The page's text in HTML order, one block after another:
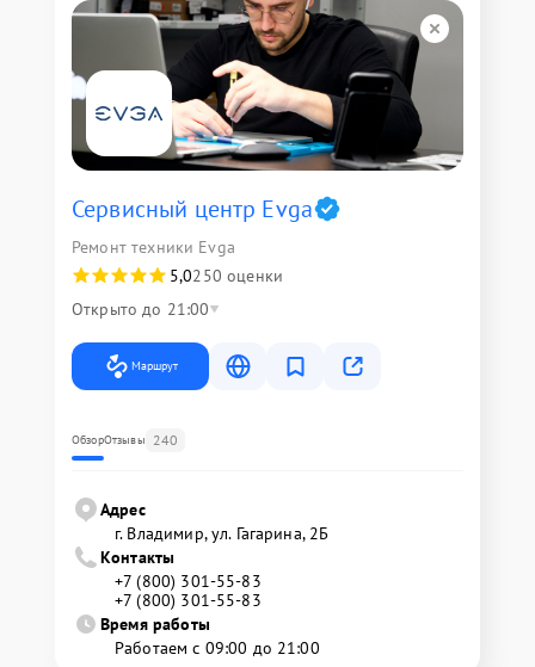
Сервисный центр Evga
Ремонт техники Evga
5,0250 оценки
Открыто до 21:00
Маршрут
ОбзорОтзывы 240
Адрес
г. Владимир, ул. Гагарина, 2Б
Контакты
+7 (800) 301-55-83
+7 (800) 301-55-83
Время работы
Работаем с 09:00 до 21:00